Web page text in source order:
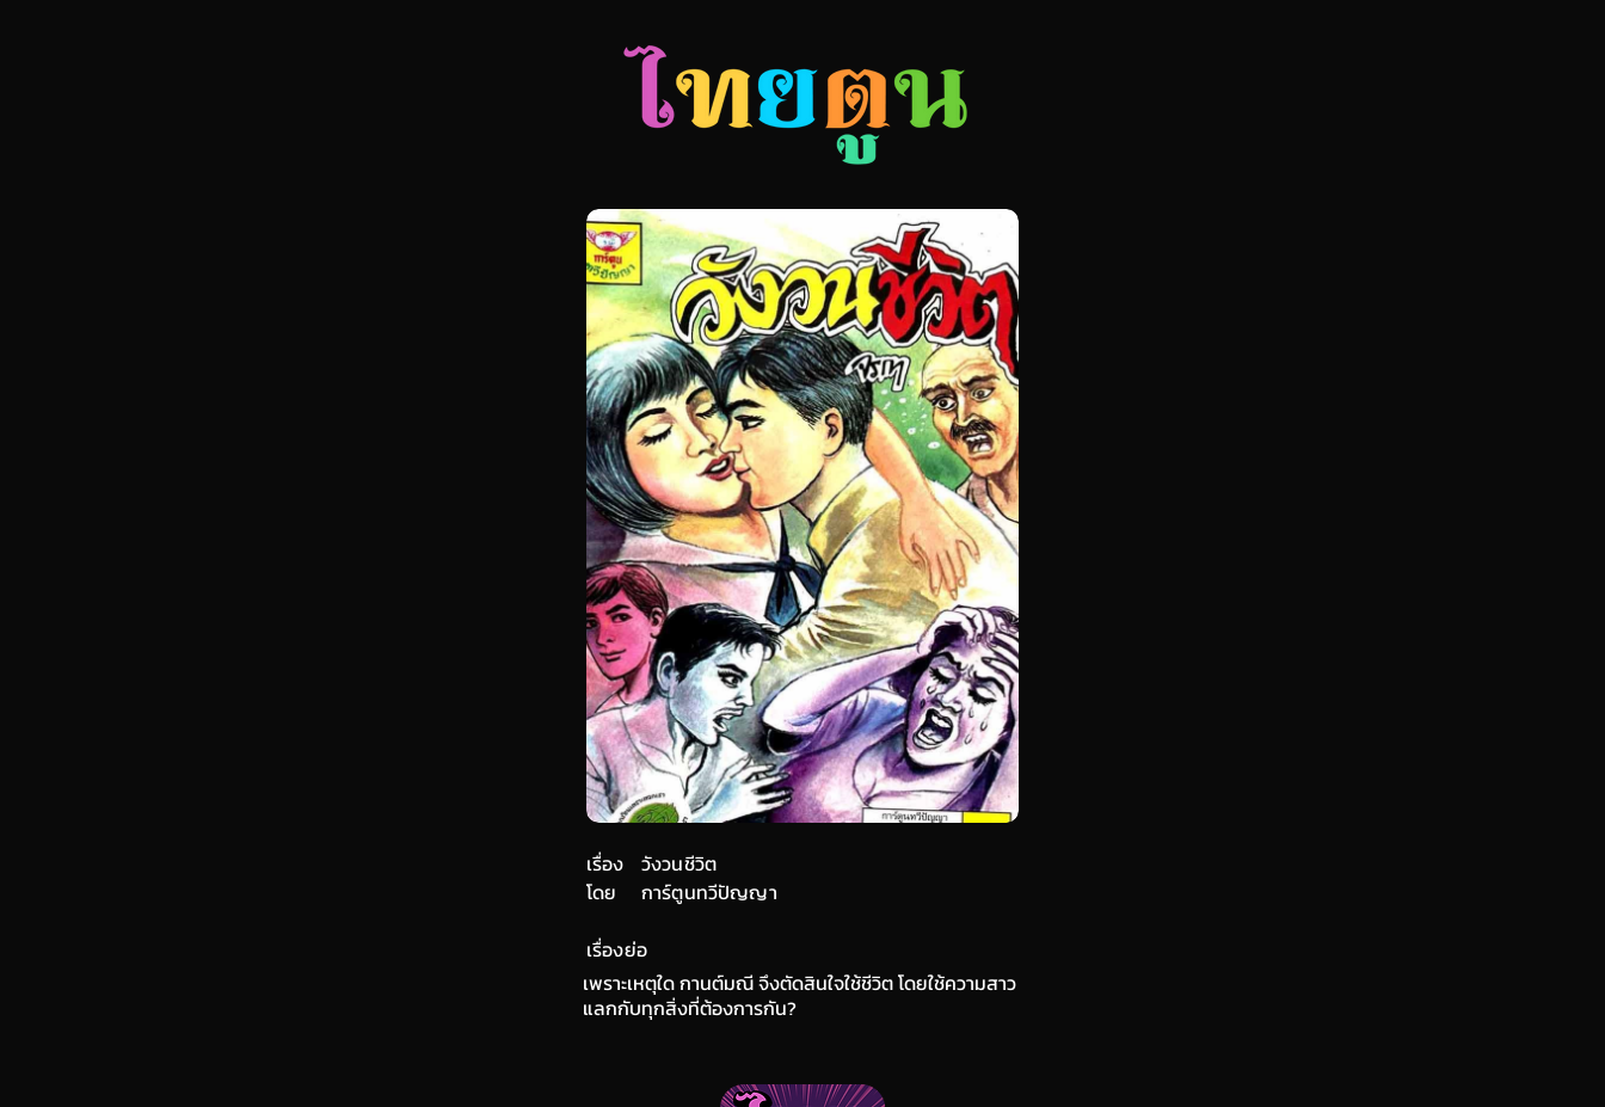
เรื่อง
โดย
วังวนชีวิต
การ์ตูนทวีปัญญา
เรื่องย่อ
เพราะเหตุใด กานต์มณี จึงตัดสินใจใช้ชีวิต โดยใช้ความสาว
แลกกับทุกสิ่งที่ต้องการกัน?